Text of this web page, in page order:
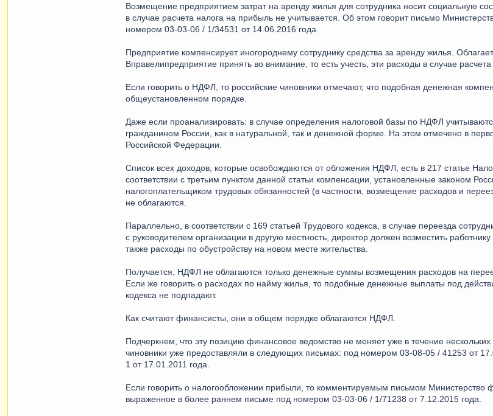
Возмещение предприятием затрат на аренду жилья для сотрудника носит социальную
в случае расчета налога на прибыль не учитывается. Об этом говорит письмо
номером 03-03-06 / 1/34531 от 14.06.2016 года.
Предприятие компенсирует иногороднему сотруднику средства за аренду жилья.
Вправелипредприятие принять во внимание, то есть учесть, эти расходы в случае
Если говорить о НДФЛ, то российские чиновники отмечают, что подобная денежная
общеустановленном порядке.
Даже если проанализировать: в случае определения налоговой базы по НДФЛ
гражданином России, как в натуральной, так и денежной форме. На этом отмечено в
Российской Федерации.
Список всех доходов, которые освобождаются от обложения НДФЛ, есть в 217 статье
соответствии с третьим пунктом данной статьи компенсации, установленные законом
налогоплательщиком трудовых обязанностей (в частности, возмещение расходов и
не облагаются.
Параллельно, в соответствии с 169 статьей Трудового кодекса, в случае переезда
с руководителем организации в другую местность, директор должен возместить
также расходы по обустройству на новом месте жительства.
Получается, НДФЛ не облагаются только денежные суммы возмещения расходов на
Если же говорить о расходах по найму жилья, то подобные денежные выплаты под
кодекса не подпадают.
Как считают финансисты, они в общем порядке облагаются НДФЛ.
Подчеркнем, что эту позицию финансовое ведомство не меняет уже в течение
чиновники уже предоставляли в следующих письмах: под номером 03-08-05 / 41253 от
1 от 17.01.2011 года.
Если говорить о налогообложении прибыли, то комментируемым письмом Министерство
выраженное в более раннем письме под номером 03-03-06 / 1/71238 от 7.12.2015 года.